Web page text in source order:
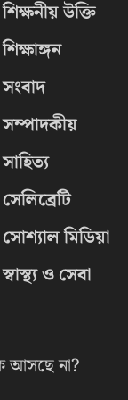
শিক্ষনীয় উক্তি
শিক্ষাঙ্গন
সংবাদ
সম্পাদকীয়
সাহিত্য
সেলিব্রেটি
সোশ্যাল মিডিয়া
স্বাস্থ্য ও সেবা
আসছে না?